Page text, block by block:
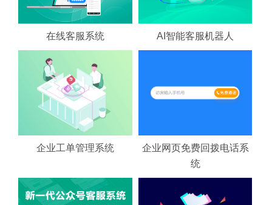
在线客服系统 AI智能客服机器人
企业工单管理系统
企业网页免费回拨电话系
统